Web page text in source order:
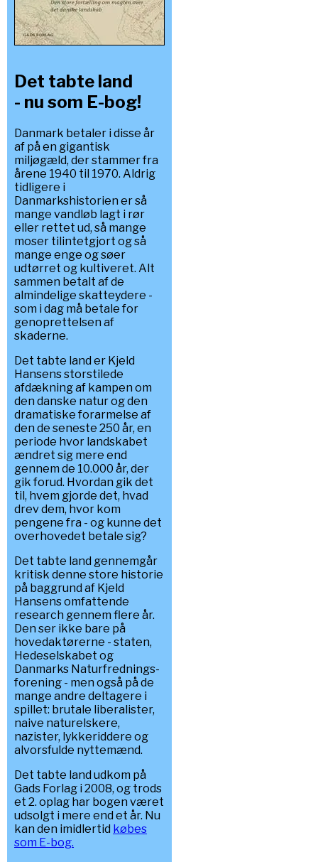
Det tabte land
- nu som E-bog!
Danmark betaler i disse år
af på en gigantisk
miljøgæld, der stammer fra
årene 1940 til 1970. Aldrig
tidligere i
Danmarkshistorien er så
mange vandløb lagt i rør
eller rettet ud, så mange
moser tilintetgjort og så
mange enge og søer
udtørret og kultiveret. Alt
sammen betalt af de
almindelige skatteydere -
som i dag må betale for
genoprettelsen af
skaderne.
Det tabte land er Kjeld
Hansens storstilede
afdækning af kampen om
den danske natur og den
dramatiske forarmelse af
den de seneste 250 år, en
periode hvor landskabet
ændret sig mere end
gennem de 10.000 år, der
gik forud. Hvordan gik det
til, hvem gjorde det, hvad
drev dem, hvor kom
pengene fra - og kunne det
overhovedet betale sig?
Det tabte land gennemgår
kritisk denne store historie
på baggrund af Kjeld
Hansens omfattende
research gennem flere år.
Den ser ikke bare på
hovedaktørerne - staten,
Hedeselskabet og
Danmarks Naturfrednings-
forening - men også på de
mange andre deltagere i
spillet: brutale liberalister,
naive naturelskere,
nazister, lykkeriddere og
alvorsfulde nyttemænd.
Det tabte land udkom på
Gads Forlag i 2008, og trods
et 2. oplag har bogen været
udsolgt i mere end et år. Nu
kan den imidlertid købes
som E-bog.